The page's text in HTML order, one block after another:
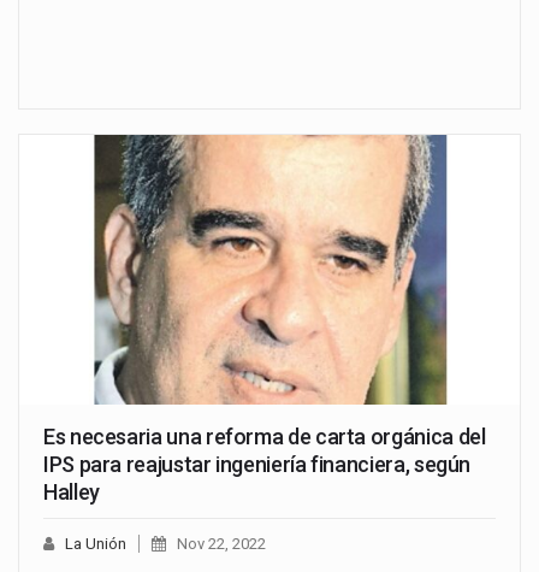
Es necesaria una reforma de carta orgánica del
IPS para reajustar ingeniería financiera, según
Halley
La Unión Nov 22, 2022